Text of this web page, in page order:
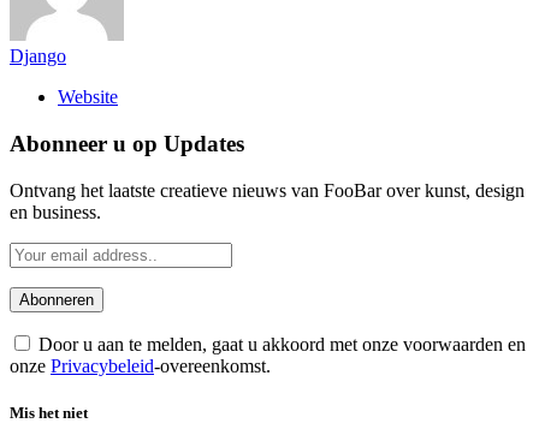
Django
Website
Abonneer u op Updates
Ontvang het laatste creatieve nieuws van FooBar over kunst, design
en business.
Door u aan te melden, gaat u akkoord met onze voorwaarden en
onze Privacybeleid-overeenkomst.
Mis het niet